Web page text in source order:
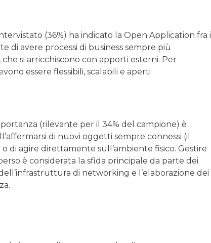
(36%) ha indicato la Open Application fra i
di avere processi di business sempre più
che si arricchiscono con apporti esterni. Per
essere flessibili, scalabili e aperti
(rilevante per il 34% del campione) è
di nuovi oggetti sempre connessi (il
di agire direttamente sull’ambiente fisico. Gestire
è considerata la sfida principale da parte dei
di networking e l’elaborazione dei